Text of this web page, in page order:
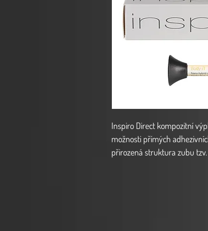
Inspiro Direct kompozitní
možnosti přímých
přirozená struktura zubu
8 úrovní intenzity v